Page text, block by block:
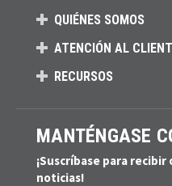
QUIÉNES SOMOS
ATENCIÓN AL
RECURSOS
MANTÉNGASE
¡Suscríbase para
noticias!